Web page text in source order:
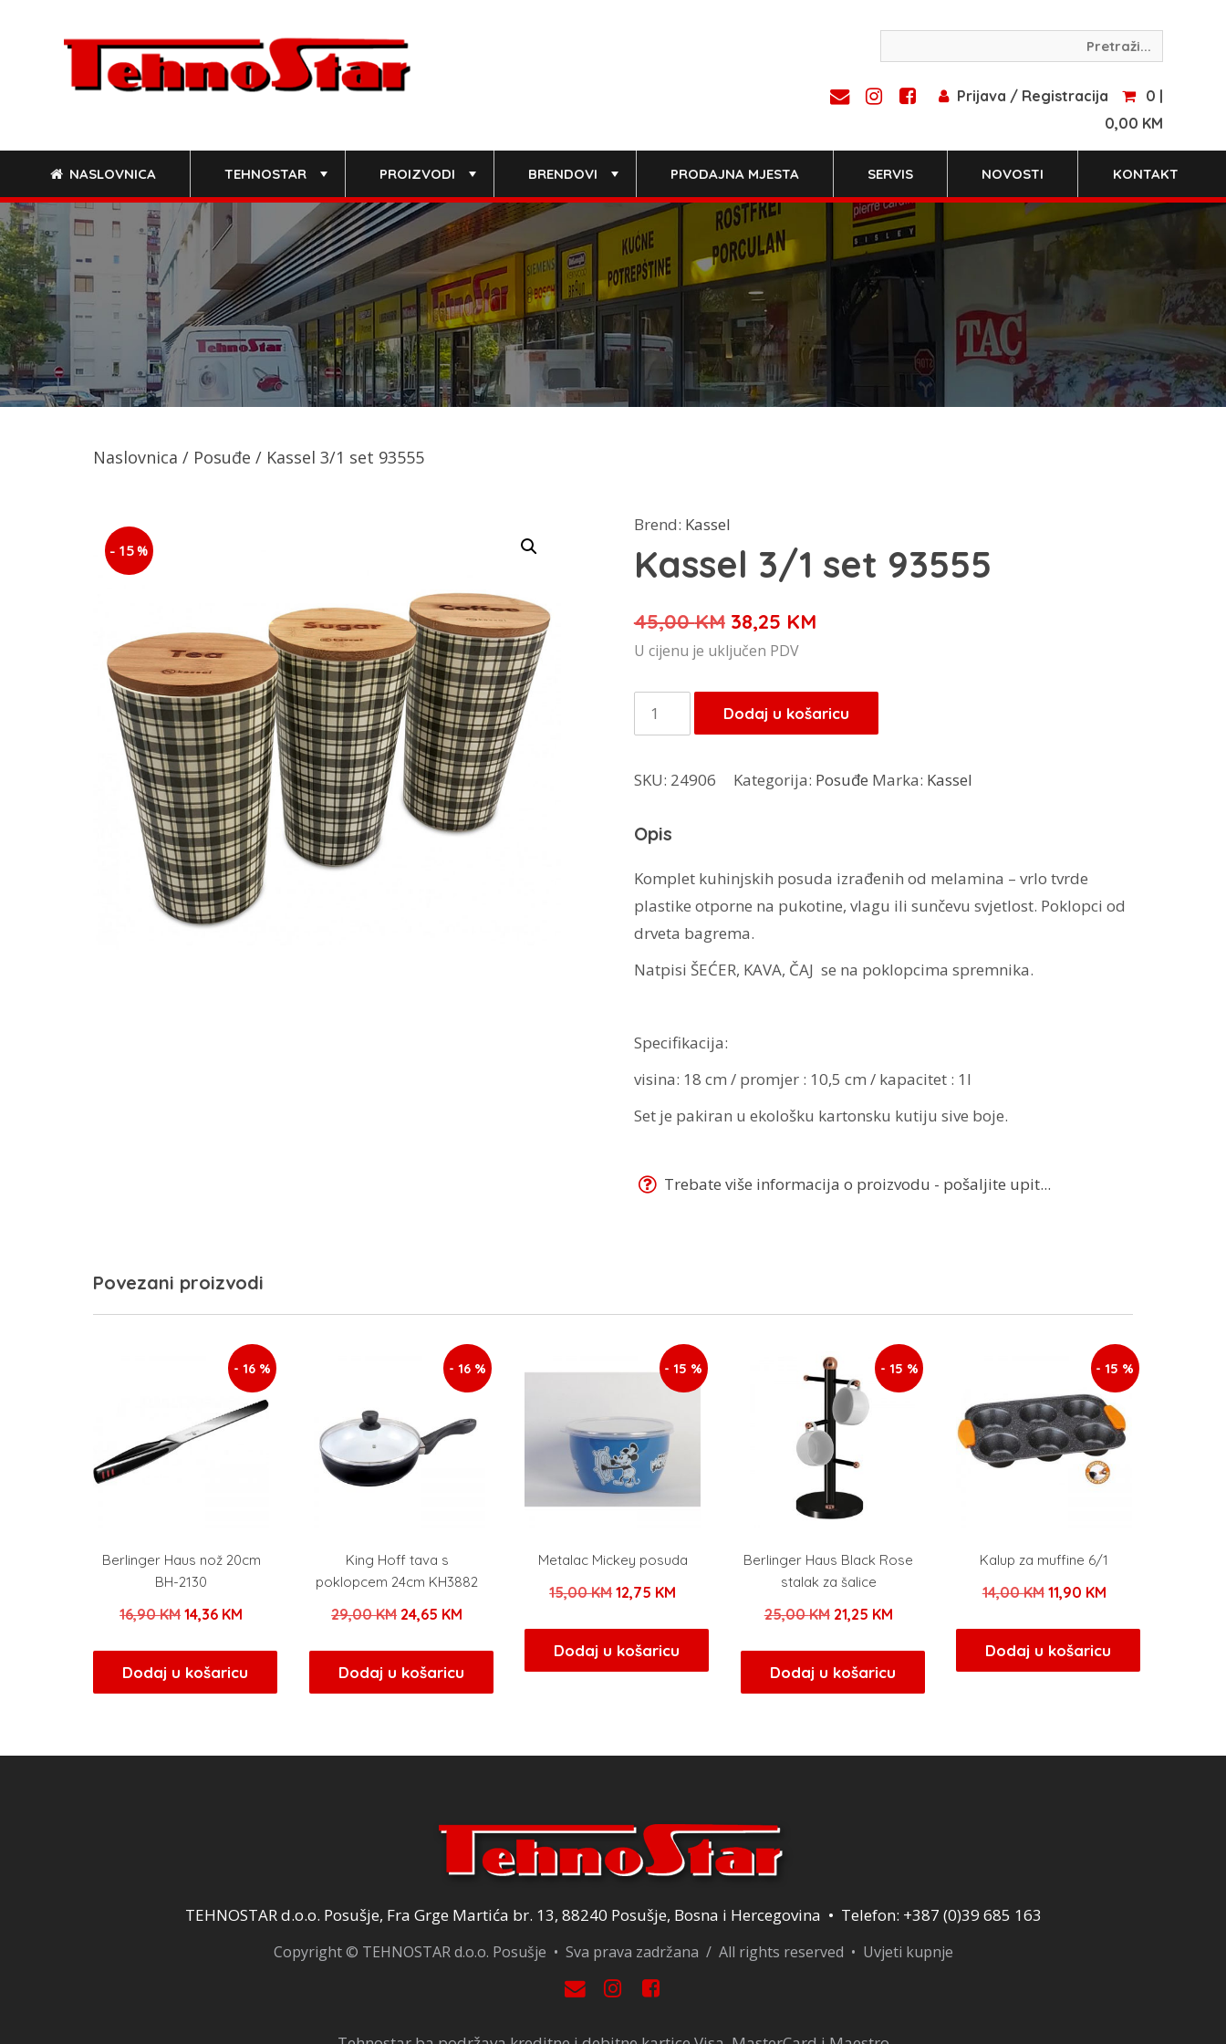
Prijava / Registracija
0 |
0,00 KM
NASLOVNICA TEHNOSTAR PROIZVODI BRENDOVI PRODAJNA MJESTA SERVIS NOVOSTI KONTAKT
Naslovnica / Posuđe / Kassel 3/1 set 93555
- 15 %
Brend: Kassel
Kassel 3/1 set 93555
45,00KM Izvorna
cijena
je:
45,00 KM.
38,25 KMTrenutna
38,25 KM.
U cijenu je uključen PDV
Kassel
3/1
93555
Dodaj u košaricu
SKU: 24906 Kategorija: Posuđe Marka: Kassel
Opis
Komplet kuhinjskih posuda izrađenih od melamina – vrlo tvrde
plastike otporne na pukotine, vlagu ili sunčevu svjetlost. Poklopci od
drveta bagrema.
Natpisi ŠEĆER, KAVA, ČAJ se na poklopcima spremnika.
Specifikacija:
visina: 18 cm / promjer : 10,5 cm / kapacitet : 1l
Set je pakiran u ekološku kartonsku kutiju sive boje.
Trebate više informacija o proizvodu - pošaljite upit...
Povezani proizvodi
- 16 %
Berlinger Haus nož 20cm
BH-2130
16,90KM Izvorna
bila
je:
14,36 KM
je:
14,36 KM.
Dodaj u košaricu
- 16 %
King Hoff tava s
poklopcem 24cm KH3882
29,00KM Izvorna
bila
je:
24,65 KM
je:
24,65 KM.
Dodaj u košaricu
- 15 %
Metalac Mickey posuda
15,00KMIzvorna
bila
je:
12,75 KM
je:
12,75 KM.
Dodaj u košaricu
- 15 %
Berlinger Haus Black Rose
stalak za šalice
25,00KM Izvorna
bila
je:
21,25 KMTrenutna
je:
21,25 KM.
Dodaj u košaricu
- 15 %
Kalup za muffine 6/1
14,00KM Izvorna
bila
je:
11,90 KMTrenutna
je:
11,90 KM.
Dodaj u košaricu
TEHNOSTAR d.o.o. Posušje, Fra Grge Martića br. 13, 88240 Posušje, Bosna i Hercegovina • Telefon: +387 (0)39 685 163
Copyright © TEHNOSTAR d.o.o. Posušje • Sva prava zadržana / All rights reserved • Uvjeti kupnje